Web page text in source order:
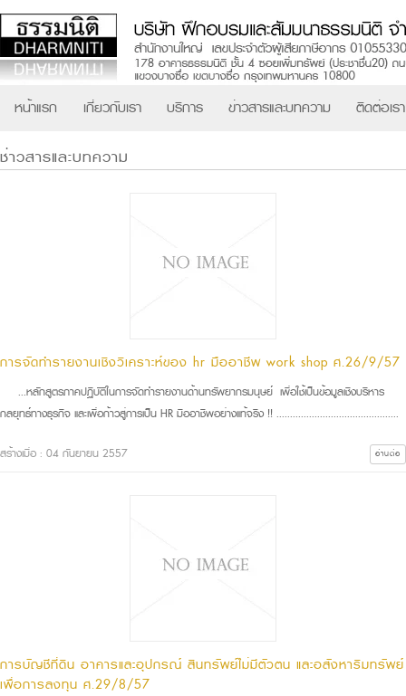
หน้าแรก เกี่ยวกับเรา บริการ ข่าวสารและบทความ ติดต่อเรา
ช่าวสารและบทความ
การจัดทำรายงานเชิงวิเคราะห์ของ hr มืออาชีพ work shop ศ.26/9/57
...หลักสูตรภาคปฏิบัติในการจัดทำรายงานด้านทรัพยากรมนุษย์ เพื่อใช้เป็นข้อมูลเชิงบริหาร
กลยุทธ์ทางธุรกิจ และเพื่อก้าวสู่การเป็น HR มืออาชีพอย่างแท้จริง !! .............................................
สร้างเมื่อ : 04 กันยายน 2557 อ่านต่อ
การบัญชีที่ดิน อาคารและอุปกรณ์ สินทรัพย์ไม่มีตัวตน และอสังหาริมทรัพย์
เพื่อการลงทุน ศ.29/8/57